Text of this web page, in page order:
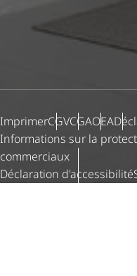
ImprimerCGVCGAOEA
Informations sur la
commerciaux
Déclaration d'ac­ces­si­bi­lité